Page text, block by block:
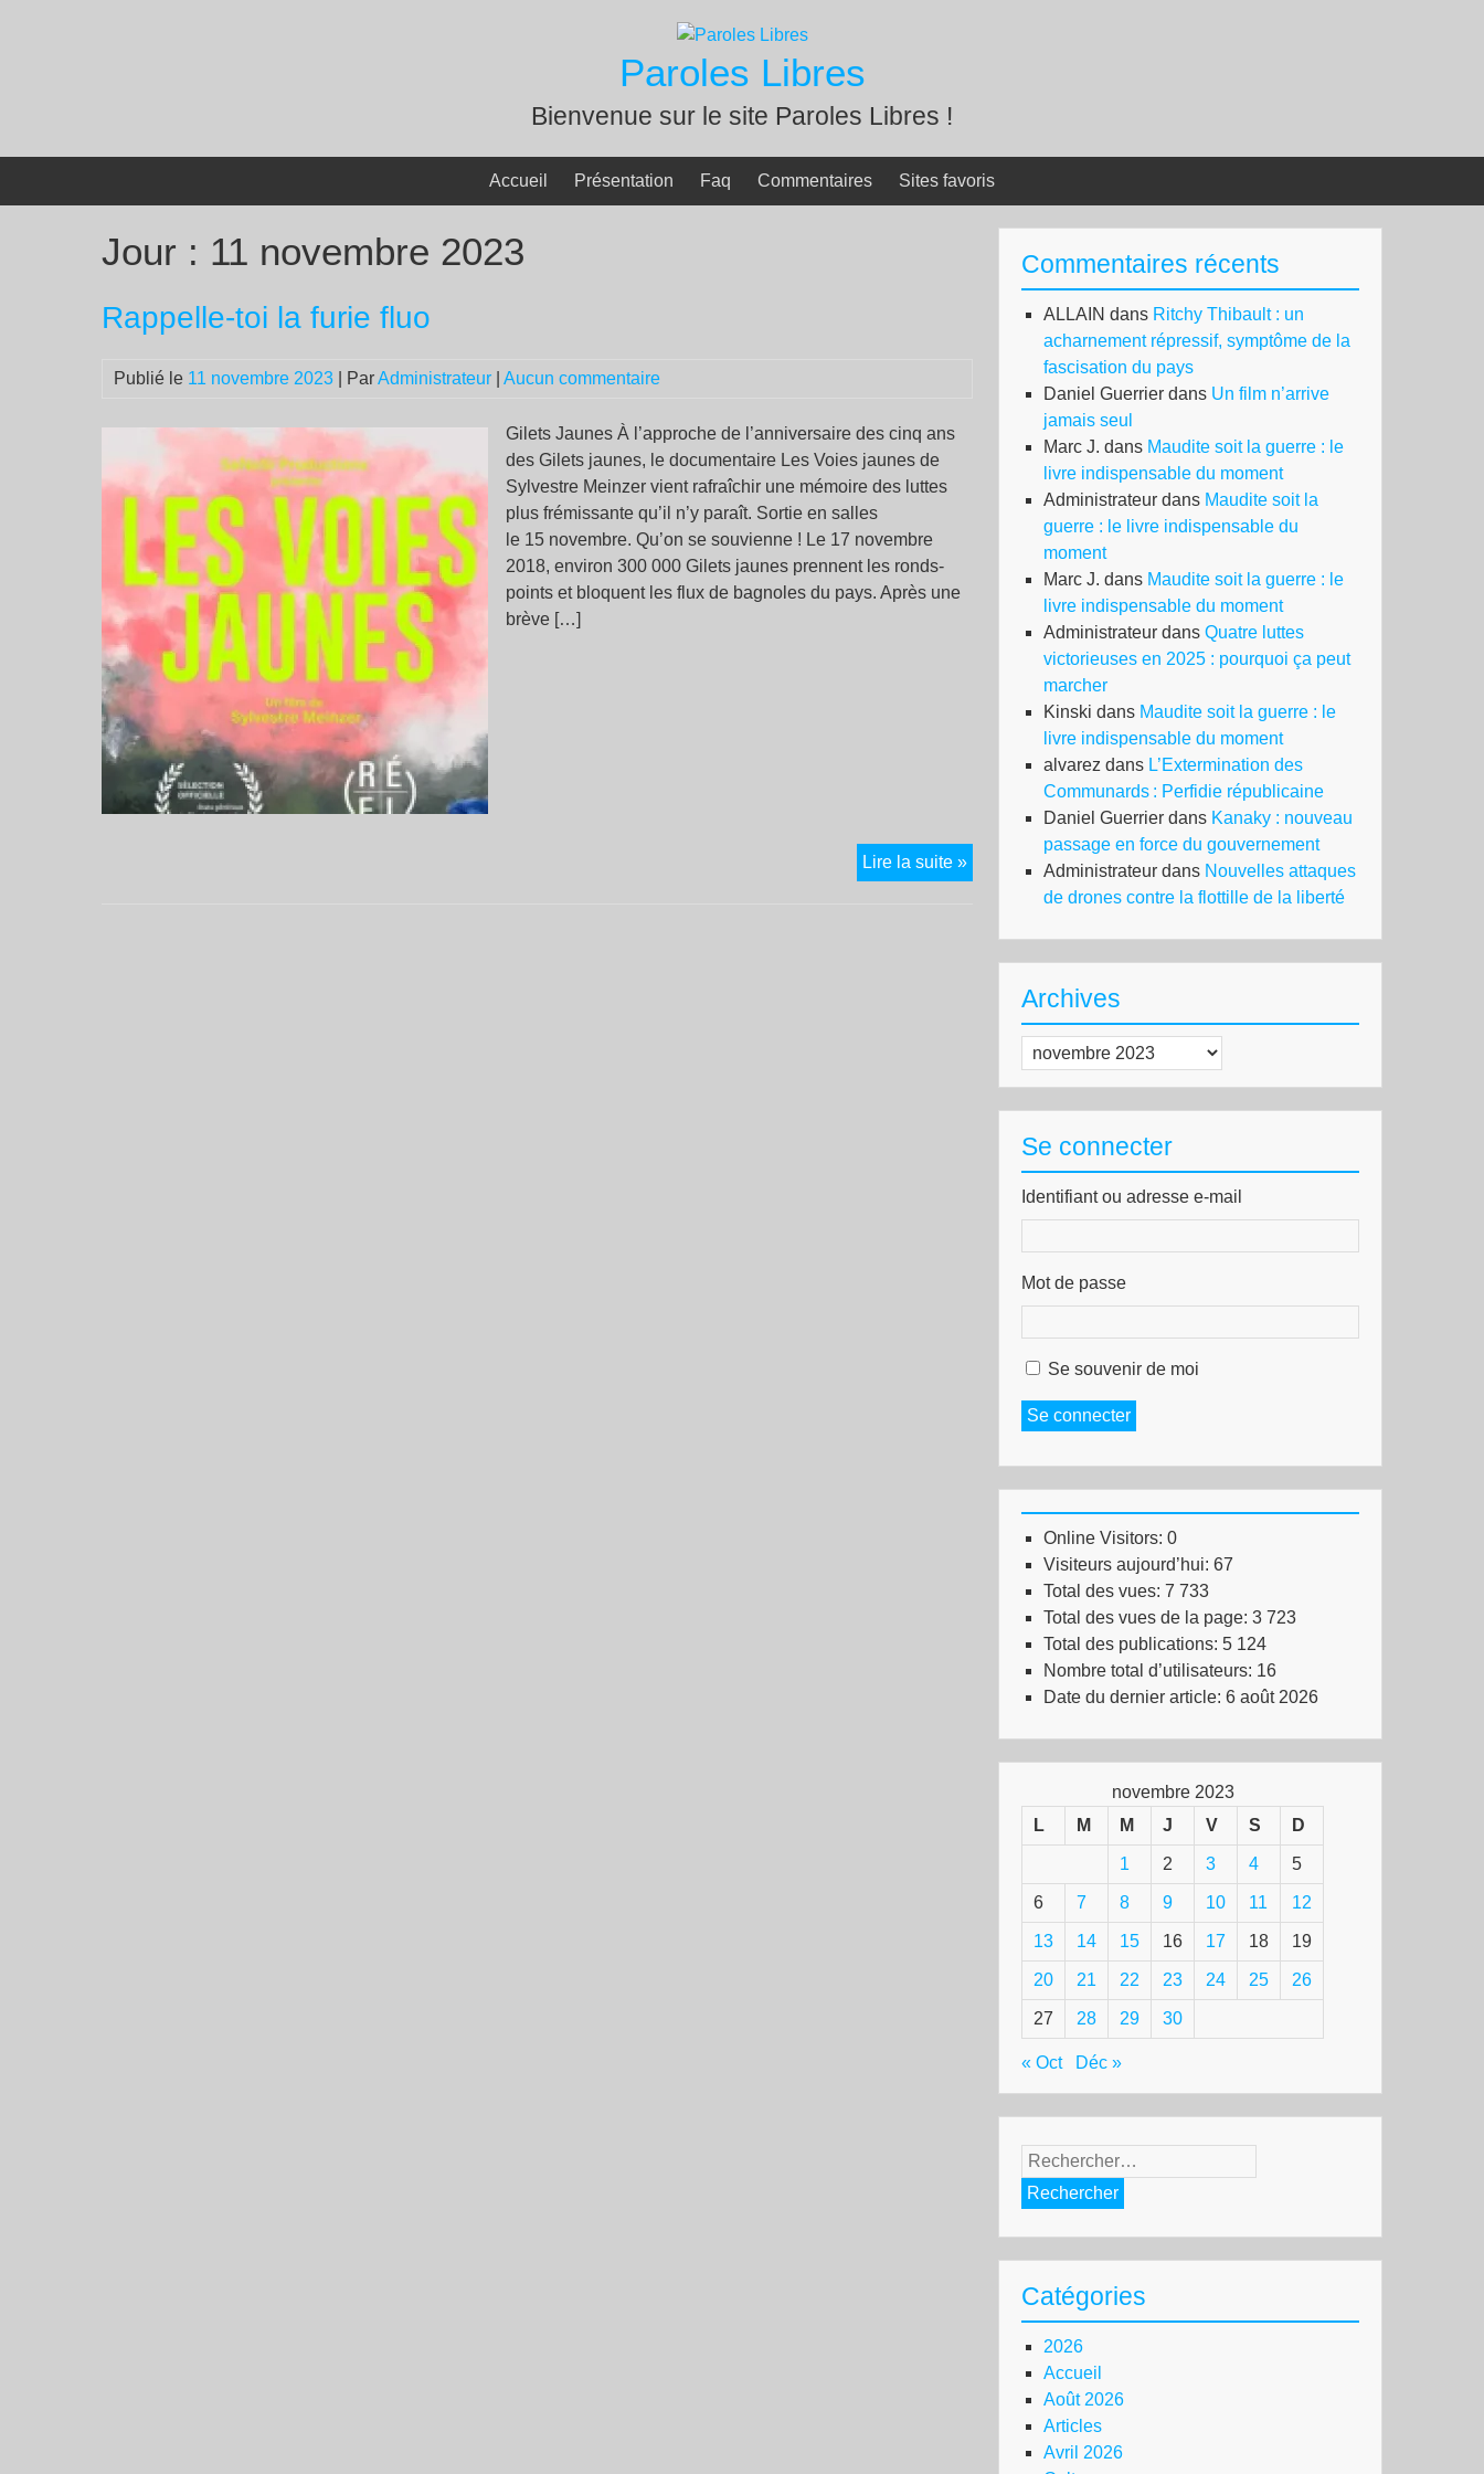
Paroles Libres
Bienvenue sur le site Paroles Libres !
Accueil Présentation Faq Commentaires Sites favoris
Jour : 11 novembre 2023
Rappelle-toi la furie fluo
Publié le 11 novembre 2023 | ParAdministrateur Aucun commentaire
Gilets Jaunes À l’approche de l’anniversaire des cinq ans
des Gilets jaunes, le documentaire Les Voies jaunes de
Sylvestre Meinzer vient rafraîchir une mémoire des luttes
plus frémissante qu’il n’y paraît. Sortie en salles
le 15 novembre. Qu’on se souvienne ! Le 17 novembre
2018, environ 300 000 Gilets jaunes prennent les ronds-
points et bloquent les flux de bagnoles du pays. Après une
brève […]
Lire la suite »Rappelle-
toi
Commentaires récents
ALLAIN dans Ritchy Thibault : un
acharnement répressif, symptôme de la
fascisation du pays
Daniel Guerrier dans Un film n’arrive
jamais seul
Marc J. dans Maudite soit la guerre : le
livre indispensable du moment
Administrateur dans Maudite soit la
guerre : le livre indispensable du
moment
Marc J. dans Maudite soit la guerre : le
livre indispensable du moment
Administrateur dans Quatre luttes
victorieuses en 2025 : pourquoi ça peut
marcher
Kinski dans Maudite soit la guerre : le
livre indispensable du moment
alvarez dans L’Extermination des
Communards : Perfidie républicaine
Daniel Guerrier dans Kanaky : nouveau
passage en force du gouvernement
Administrateur dans Nouvelles attaques
de drones contre la flottille de la liberté
Archives
Archives
Se connecter
Identifiant ou adresse e-mail
Mot de passe
Se souvenir de moi
Se connecter
Online Visitors: 0
Visiteurs aujourd’hui: 67
Total des vues: 7 733
Total des vues de la page: 3 723
Total des publications: 5 124
Nombre total d’utilisateurs: 16
Date du dernier article: 6 août 2026
novembre 2023
L
M M J V S D
1 2 3 4 5
6 7 8 9 10 11 12
13 14 15 16 17 18 19
20 21 22 23 24 25 26
27 28 29 30
« Oct Déc »
Rechercher :
Catégories
2026
Accueil
Août 2026
Articles
Avril 2026